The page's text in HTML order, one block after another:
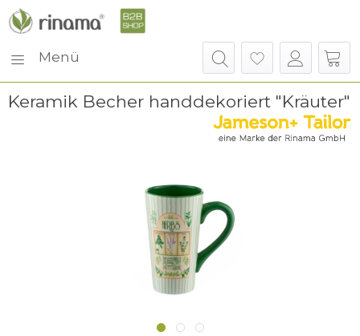
Menü
Keramik Becher handdekoriert "Kräuter"